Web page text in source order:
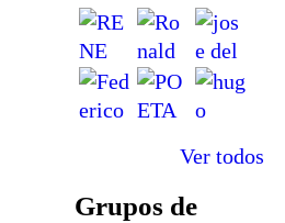
Ver todos
Grupos de